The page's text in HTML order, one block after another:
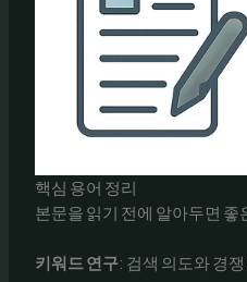
핵심 용어 정리
본문을 읽기 전에 알아두면 좋
키워드 연구: 검색 의도와 경